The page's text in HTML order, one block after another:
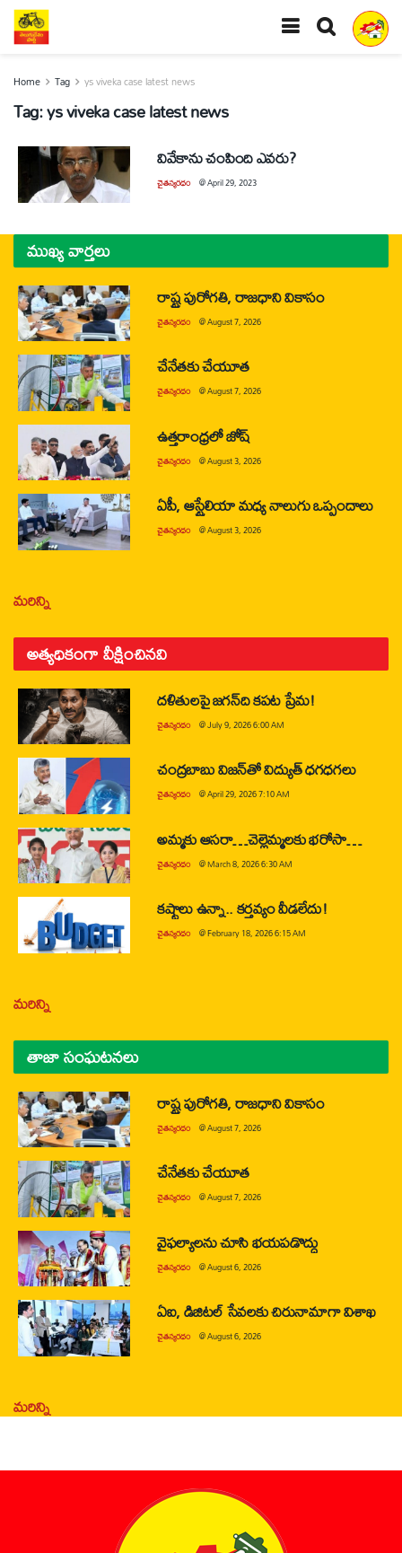
Home Tag ys viveka case latest news
Tag:ys viveka case latest news
వివేకాను చంపింది ఎవరు?
చైతన్యరధం @April 29, 2023
ముఖ్య వార్తలు
రాష్ట్ర పురోగతి, రాజధాని వికాసం
చైతన్యరధం @August 7, 2026
చేనేతకు చేయూత
చైతన్యరధం @August 7, 2026
ఉత్తరాంధ్రలో జోష్
చైతన్యరధం @August 3, 2026
ఏపీ, ఆస్ట్రేలియా మధ్య నాలుగు ఒప్పందాలు
చైతన్యరధం @August 3, 2026
మరిన్ని
అత్యధికంగా వీక్షించినవి
దళితులపై జగన్‌ది కపట ప్రేమ!
చైతన్యరధం @July 9, 2026 6:00 AM
చంద్రబాబు విజన్‌తో విద్యుత్ ధగధగలు
చైతన్యరధం @April 29, 2026 7:10 AM
అమ్మకు ఆసరా…చెల్లెమ్మలకు భరోసా…
చైతన్యరధం @March 8, 2026 6:30 AM
కష్టాలు ఉన్నా.. కర్తవ్యం వీడలేదు!
చైతన్యరధం @February 18, 2026 6:15 AM
మరిన్ని
తాజా సంఘటనలు
రాష్ట్ర పురోగతి, రాజధాని వికాసం
చైతన్యరధం @August 7, 2026
చేనేతకు చేయూత
చైతన్యరధం @August 7, 2026
వైఫల్యాలను చూసి భయపడొద్దు
చైతన్యరధం @August 6, 2026
ఏఐ, డిజిటల్ సేవలకు చిరునామాగా విశాఖ
చైతన్యరధం @August 6, 2026
మరిన్ని